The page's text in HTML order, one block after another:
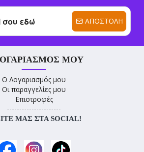
ΑΠΟΣΤΟΛΉ
ΜΟΥ
Ο Λογαριασμός μου
Οι παραγγελίες μου
Επιστροφές
----------------------
ΜΑΣ ΣΤΑ SOCIAL!